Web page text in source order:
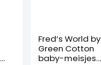
Fred’s World by
Green Cotton
baby-meisjes